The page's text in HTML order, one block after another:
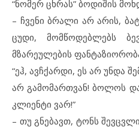
“ნომერ ცხრას” ბოდიშის
– ჩვენი ბრალი არ არის,
ცუდი, მომწოდებლებს
მზარეულების
“ეჰ, ავჩქარდი, ეს არ უნდა
არ გამომართვან! ბოლოს
კლიენტი ვარ!”
– თუ გნებავთ, ტონს